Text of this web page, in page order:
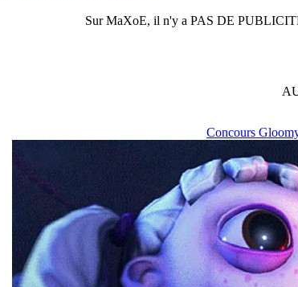
SurMaXoE, il n'y a PAS DE
Concours